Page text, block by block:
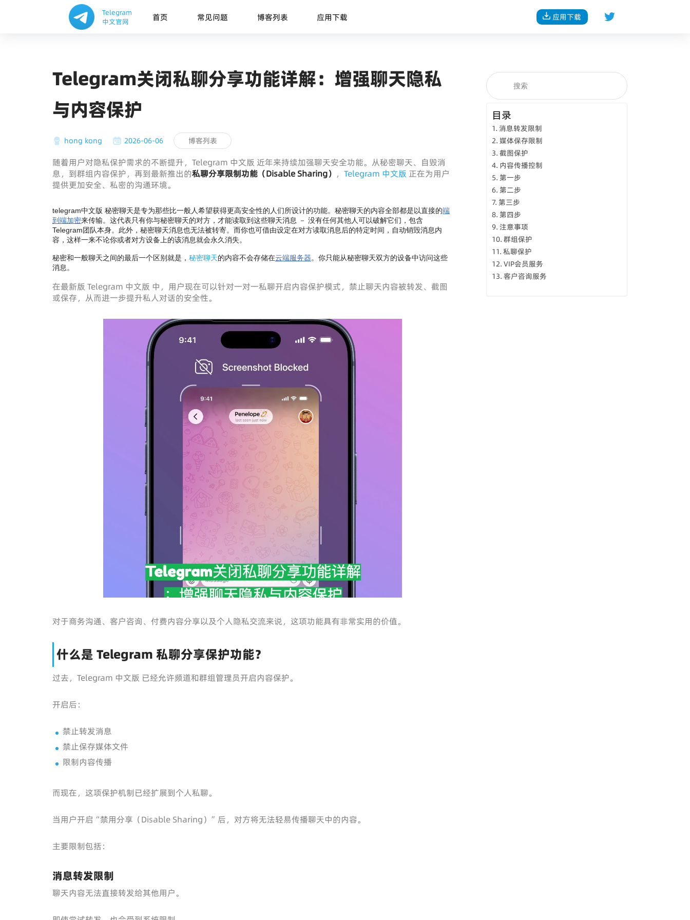
Telegram
中文官网
首页 常见问题 博客列表 应用下载 应用下载
Telegram关闭私聊分享功能详解：增强聊天隐私
与内容保护
hong kong 2026-06-06 博客列表
随着用户对隐私保护需求的不断提升，Telegram 中文版 近年来持续加强聊天安全功能。从秘密聊天、自毁消
息，到群组内容保护，再到最新推出的私聊分享限制功能（Disable Sharing） ， Telegram 中文版 正在为用户
提供更加安全、私密的沟通环境。
telegram中文版 秘密聊天是专为那些比一般人希望获得更高安全性的人们所设计的功能。秘密聊天的内容全部都是以直接的端
到端加密来传输。这代表只有你与秘密聊天的对方，才能读取到这些聊天消息 － 没有任何其他人可以破解它们，包含
Telegram团队本身。此外，秘密聊天消息也无法被转寄。而你也可借由设定在对方读取消息后的特定时间，自动销毁消息内
容，这样一来不论你或者对方设备上的该消息就会永久消失。
秘密和一般聊天之间的最后一个区别就是， 秘密聊天的内容不会存储在云端服务器。你只能从秘密聊天双方的设备中访问这些
消息。
在最新版 Telegram 中文版 中，用户现在可以针对一对一私聊开启内容保护模式，禁止聊天内容被转发、截图
或保存，从而进一步提升私人对话的安全性。
对于商务沟通、客户咨询、付费内容分享以及个人隐私交流来说，这项功能具有非常实用的价值。
什么是 Telegram 私聊分享保护功能？
过去，Telegram 中文版 已经允许频道和群组管理员开启内容保护。
开启后：
禁止转发消息
禁止保存媒体文件
限制内容传播
而现在，这项保护机制已经扩展到个人私聊。
当用户开启“禁用分享（Disable Sharing）”后，对方将无法轻易传播聊天中的内容。
主要限制包括：
消息转发限制
聊天内容无法直接转发给其他用户。
目录
消息转发限制
媒体保存限制
截图保护
内容传播控制
第一步
第二步
第三步
第四步
注意事项
群组保护
私聊保护
VIP会员服务
客户咨询服务